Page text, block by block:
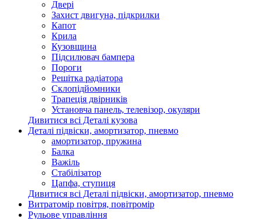
Двері
Захист двигуна, підкрилки
Капот
Крила
Кузовщина
Підсилювач бампера
Пороги
Решітка радіатора
Склопідйомники
Трапеція двірників
Установча панель, телевізор, окуляри
Дивитися всі Деталі кузова
Деталі підвіски, амортизатор, пневмо
амортизатор, пружина
Балка
Важіль
Стабілізатор
Цапфа, ступиця
Дивитися всі Деталі підвіски, амортизатор, пневмо
Витратомір повітря, повітромір
Рульове управління